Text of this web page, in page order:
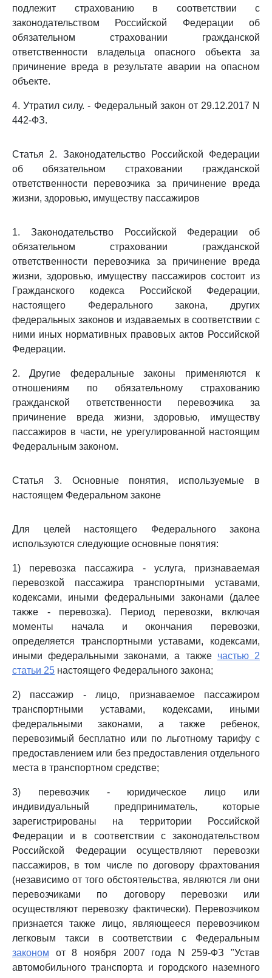
подлежит страхованию в соответствии с
законодательством Российской Федерации об
обязательном страховании гражданской
ответственности владельца опасного объекта за
причинение вреда в результате аварии на опасном
объекте.
4. Утратил силу. - Федеральный закон от 29.12.2017 N
442-ФЗ.
Статья 2. Законодательство Российской Федерации
об обязательном страховании гражданской
ответственности перевозчика за причинение вреда
жизни, здоровью, имуществу пассажиров
1. Законодательство Российской Федерации об
обязательном страховании гражданской
ответственности перевозчика за причинение вреда
жизни, здоровью, имуществу пассажиров состоит из
Гражданского кодекса Российской Федерации,
настоящего Федерального закона, других
федеральных законов и издаваемых в соответствии с
ними иных нормативных правовых актов Российской
Федерации.
2. Другие федеральные законы применяются к
отношениям по обязательному страхованию
гражданской ответственности перевозчика за
причинение вреда жизни, здоровью, имуществу
пассажиров в части, не урегулированной настоящим
Федеральным законом.
Статья 3. Основные понятия, используемые в
настоящем Федеральном законе
Для целей настоящего Федерального закона
используются следующие основные понятия:
1) перевозка пассажира - услуга, признаваемая
перевозкой пассажира транспортными уставами,
кодексами, иными федеральными законами (далее
также - перевозка). Период перевозки, включая
моменты начала и окончания перевозки,
определяется транспортными уставами, кодексами,
иными федеральными законами, а также частью 2
статьи 25 настоящего Федерального закона;
2) пассажир - лицо, признаваемое пассажиром
транспортными уставами, кодексами, иными
федеральными законами, а также ребенок,
перевозимый бесплатно или по льготному тарифу с
предоставлением или без предоставления отдельного
места в транспортном средстве;
3) перевозчик - юридическое лицо или
индивидуальный предприниматель, которые
зарегистрированы на территории Российской
Федерации и в соответствии с законодательством
Российской Федерации осуществляют перевозки
пассажиров, в том числе по договору фрахтования
(независимо от того обстоятельства, являются ли они
перевозчиками по договору перевозки или
осуществляют перевозку фактически). Перевозчиком
признается также лицо, являющееся перевозчиком
легковым такси в соответствии с Федеральным
законом от 8 ноября 2007 года N 259-ФЗ "Устав
автомобильного транспорта и городского наземного